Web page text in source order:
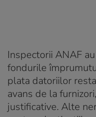
Inspectorii ANAF
fondurile
plata datoriilor
avans de la
justificative. Alte